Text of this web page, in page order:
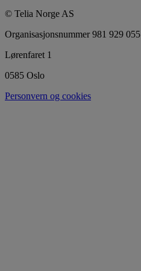
© Telia Norge AS
Organisasjonsnummer 981 929 055
Lørenfaret 1
0585 Oslo
Personvern og cookies